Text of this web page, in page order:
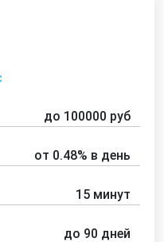
до 100000 руб
от 0.48% в день
15 минут
до 90 дней